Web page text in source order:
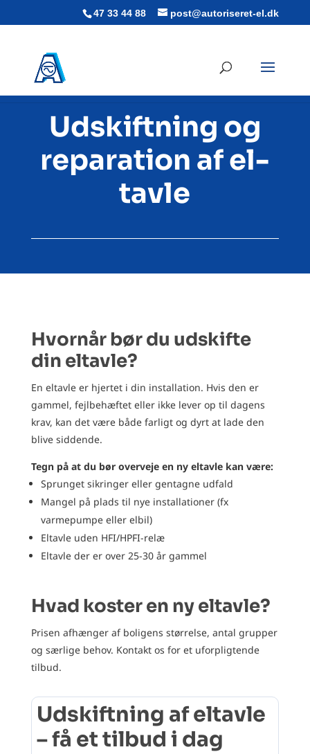
47 33 44 88 post@autoriseret-el.dk
Udskiftning og
reparation af el-
tavle
Hvornår bør du udskifte
din eltavle?
En eltavle er hjertet i din installation. Hvis den er
gammel, fejlbehæftet eller ikke lever op til dagens
krav, kan det være både farligt og dyrt at lade den
blive siddende.
Tegn på at du bør overveje en ny eltavle kan være:
Sprunget sikringer eller gentagne udfald
Mangel på plads til nye installationer (fx
varmepumpe eller elbil)
Eltavle uden HFI/HPFI-relæ
Eltavle der er over 25-30 år gammel
Hvad koster en ny eltavle?
Prisen afhænger af boligens størrelse, antal grupper
og særlige behov. Kontakt os for et uforpligtende
tilbud.
Udskiftning af eltavle
– få et tilbud i dag